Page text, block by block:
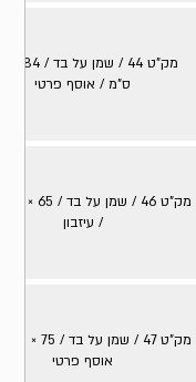
ס"מ / אוסף פרטי
/ עיזבון
אוסף פרטי